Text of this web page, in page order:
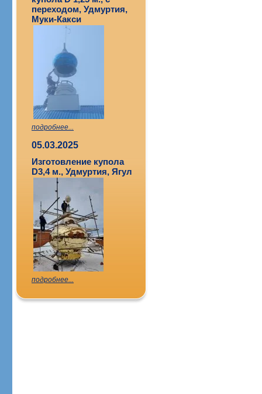
переходом, Удмуртия,
Муки-Какси
подробнее...
05.03.2025
Изготовление купола
D3,4 м., Удмуртия, Ягул
подробнее...